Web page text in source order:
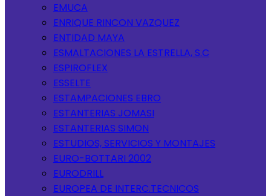
EMUCA
ENRIQUE RINCON VAZQUEZ
ENTIDAD MAYA
ESMALTACIONES LA ESTRELLA, S.C
ESPIROFLEX
ESSELTE
ESTAMPACIONES EBRO
ESTANTERIAS JOMASI
ESTANTERIAS SIMON
ESTUDIOS, SERVICIOS Y MONTAJES
EURO-BOTTARI 2002
EURODRILL
EUROPEA DE INTERC.TECNICOS